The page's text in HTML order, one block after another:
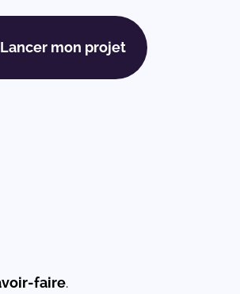
Lancer mon projet
faire.